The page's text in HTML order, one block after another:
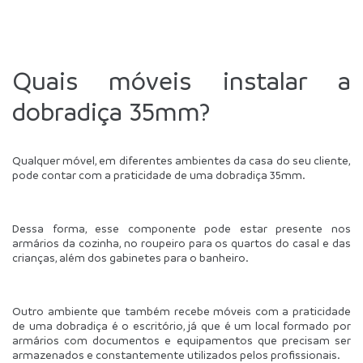
Quais móveis instalar a
dobradiça 35mm?
Qualquer móvel, em diferentes ambientes da casa do seu cliente,
pode contar com a praticidade de uma dobradiça 35mm.
Dessa forma, esse componente pode estar presente nos
armários da cozinha, no roupeiro para os quartos do casal e das
crianças, além dos gabinetes para o banheiro.
Outro ambiente que também recebe móveis com a praticidade
de uma dobradiça é o escritório, já que é um local formado por
armários com documentos e equipamentos que precisam ser
armazenados e constantemente utilizados pelos profissionais.